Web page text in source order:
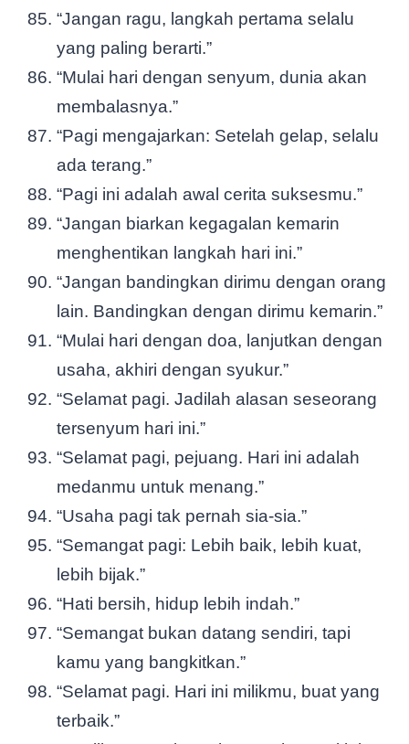
“Jangan ragu, langkah pertama selalu
yang paling berarti.”
“Mulai hari dengan senyum, dunia akan
membalasnya.”
“Pagi mengajarkan: Setelah gelap, selalu
ada terang.”
“Pagi ini adalah awal cerita suksesmu.”
“Jangan biarkan kegagalan kemarin
menghentikan langkah hari ini.”
“Jangan bandingkan dirimu dengan orang
lain. Bandingkan dengan dirimu kemarin.”
“Mulai hari dengan doa, lanjutkan dengan
usaha, akhiri dengan syukur.”
“Selamat pagi. Jadilah alasan seseorang
tersenyum hari ini.”
“Selamat pagi, pejuang. Hari ini adalah
medanmu untuk menang.”
“Usaha pagi tak pernah sia-sia.”
“Semangat pagi: Lebih baik, lebih kuat,
lebih bijak.”
“Hati bersih, hidup lebih indah.”
“Semangat bukan datang sendiri, tapi
kamu yang bangkitkan.”
“Selamat pagi. Hari ini milikmu, buat yang
terbaik.”